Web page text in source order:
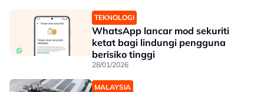
TEKNOLOGI
WhatsApp lancar mod sekuriti
ketat bagi lindungi pengguna
berisiko tinggi
28/01/2026
MALAYSIA